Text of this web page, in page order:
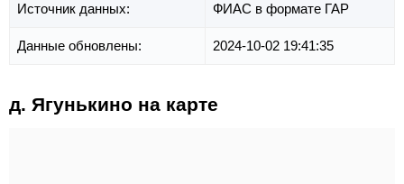
Источник данных: ФИАС в формате ГАР
Данные обновлены: 2024-10-02 19:41:35
д. Ягунькино на карте